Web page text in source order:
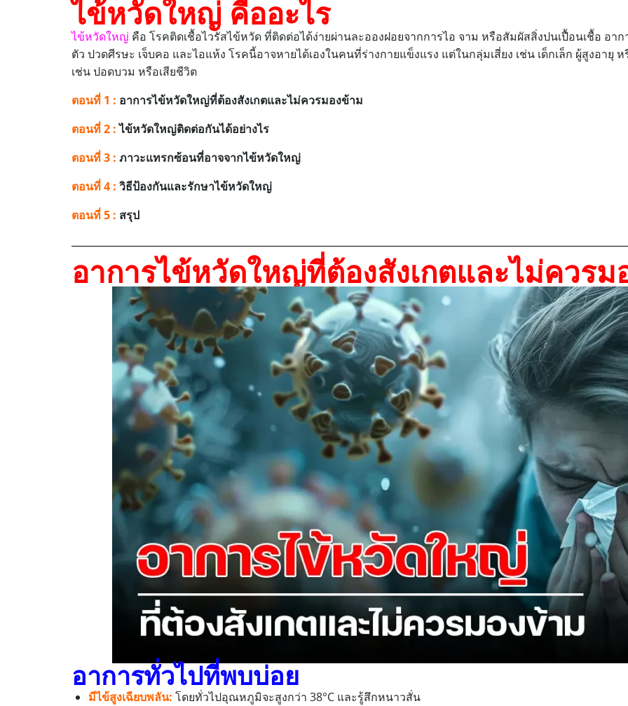
ไข้หวัดใหญ่ คืออะไร
ไข้หวัดใหญ่ คือ โรคติดเชื้อไวรัสไข้หวัด ที่ติดต่อได้ง่ายผ่านละอองฝอยจากการไอ จาม หรือสัมผัสสิ่งปนเปื้อนเชื้อ อา
ตัว ปวดศีรษะ เจ็บคอ และไอแห้ง โรคนี้อาจหายได้เองในคนที่ร่างกายแข็งแรง แต่ในกลุ่มเสี่ยง เช่น เด็กเล็ก ผู้สูงอา
เช่น ปอดบวม หรือเสียชีวิต
ตอนที่ 1 : อาการไข้หวัดใหญ่ที่ต้องสังเกตและไม่ควรมองข้าม
ตอนที่ 2 :ไข้หวัดใหญ่ติดต่อกันได้อย่างไร
ตอนที่ 3 : ภาวะแทรกซ้อนที่อาจจากไข้หวัดใหญ่
ตอนที่ 4 : วิธีป้องกันและรักษาไข้หวัดใหญ่
ตอนที่ 5 : สรุป
อาการไข้หวัดใหญ่ที่ต้องสังเกตและไม่ควรม
อาการทั่วไปที่พบบ่อย
มีไข้สูงเฉียบพลัน: โดยทั่วไปอุณหภูมิจะสูงกว่า 38°C และรู้สึกหนาวสั่น